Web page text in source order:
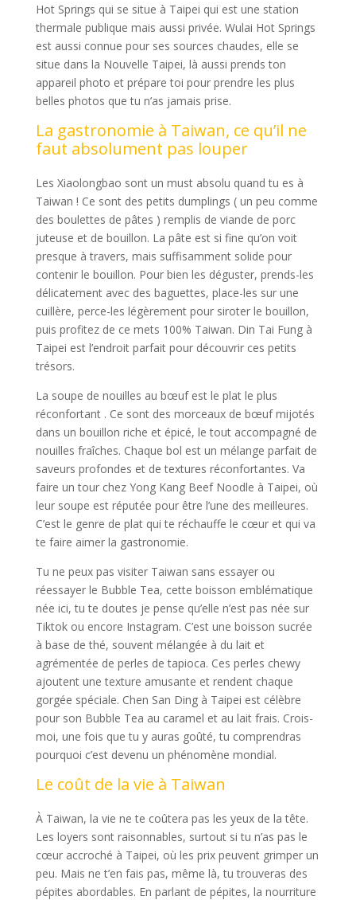
Hot Springs qui se situe à Taipei qui est une station
thermale publique mais aussi privée. Wulai Hot Springs
est aussi connue pour ses sources chaudes, elle se
situe dans la Nouvelle Taipei, là aussi prends ton
appareil photo et prépare toi pour prendre les plus
belles photos que tu n’as jamais prise.
La gastronomie à Taiwan, ce qu’il ne
faut absolument pas louper
Les Xiaolongbao sont un must absolu quand tu es à
Taiwan ! Ce sont des petits dumplings ( un peu comme
des boulettes de pâtes ) remplis de viande de porc
juteuse et de bouillon. La pâte est si fine qu’on voit
presque à travers, mais suffisamment solide pour
contenir le bouillon. Pour bien les déguster, prends-les
délicatement avec des baguettes, place-les sur une
cuillère, perce-les légèrement pour siroter le bouillon,
puis profitez de ce mets 100% Taiwan. Din Tai Fung à
Taipei est l’endroit parfait pour découvrir ces petits
trésors.
La soupe de nouilles au bœuf est le plat le plus
réconfortant . Ce sont des morceaux de bœuf mijotés
dans un bouillon riche et épicé, le tout accompagné de
nouilles fraîches. Chaque bol est un mélange parfait de
saveurs profondes et de textures réconfortantes. Va
faire un tour chez Yong Kang Beef Noodle à Taipei, où
leur soupe est réputée pour être l’une des meilleures.
C’est le genre de plat qui te réchauffe le cœur et qui va
te faire aimer la gastronomie.
Tu ne peux pas visiter Taiwan sans essayer ou
réessayer le Bubble Tea, cette boisson emblématique
née ici, tu te doutes je pense qu’elle n’est pas née sur
Tiktok ou encore Instagram. C’est une boisson sucrée
à base de thé, souvent mélangée à du lait et
agrémentée de perles de tapioca. Ces perles chewy
ajoutent une texture amusante et rendent chaque
gorgée spéciale. Chen San Ding à Taipei est célèbre
pour son Bubble Tea au caramel et au lait frais. Crois-
moi, une fois que tu y auras goûté, tu comprendras
pourquoi c’est devenu un phénomène mondial.
Le coût de la vie à Taiwan
À Taiwan, la vie ne te coûtera pas les yeux de la tête.
Les loyers sont raisonnables, surtout si tu n’as pas le
cœur accroché à Taipei, où les prix peuvent grimper un
peu. Mais ne t’en fais pas, même là, tu trouveras des
pépites abordables. En parlant de pépites, la nourriture